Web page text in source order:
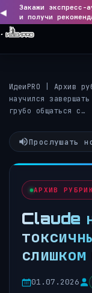
◀
Закажи экспресс-
и получи
ИдеиPRO Архив
научился
грубо общаться с…
Прослушать
АРХИВ
Claude
слишком
01.07.2026